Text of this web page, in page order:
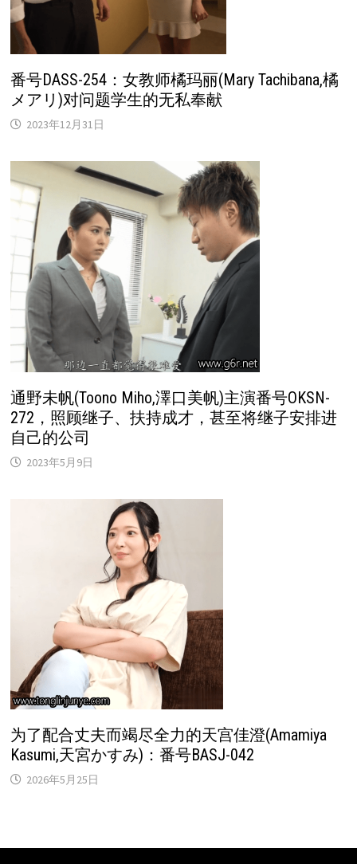
番号DASS-254：女教师橘玛丽(Mary Tachibana,橘
メアリ)对问题学生的无私奉献
2023年12月31日
通野未帆(Toono Miho,澤口美帆)主演番号OKSN-
272，照顾继子、扶持成才，甚至将继子安排进
自己的公司
2023年5月9日
为了配合丈夫而竭尽全力的天宫佳澄(Amamiya
Kasumi,天宮かすみ)：番号BASJ-042
2026年5月25日